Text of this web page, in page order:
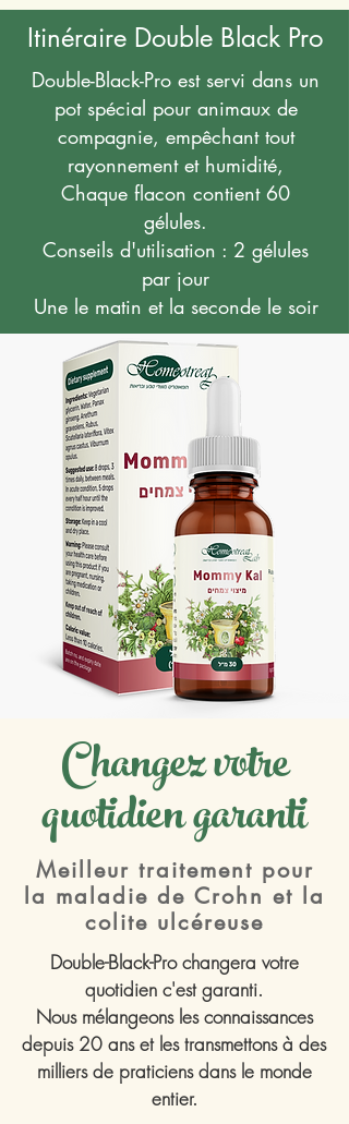
Itinéraire Double Black Pro
Double-Black-Pro est servi dans un
pot spécial pour animaux de
compagnie, empêchant tout
rayonnement et humidité,
Chaque flacon contient 60
gélules.
Conseils d'utilisation : 2 gélules
par jour
Une le matin et la seconde le soir
Changez votre
quotidien garanti
Meilleur traitement pour
la maladie de Crohn et la
colite ulcéreuse
Double-Black-Pro changera votre
quotidien c'est garanti.
Nous mélangeons les connaissances
depuis 20 ans et les transmettons à des
milliers de praticiens dans le monde
entier.